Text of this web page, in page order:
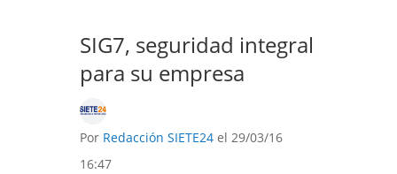
SIG7, seguridad integral
para su empresa
Por Redacción SIETE24 el 29/03/16
16:47